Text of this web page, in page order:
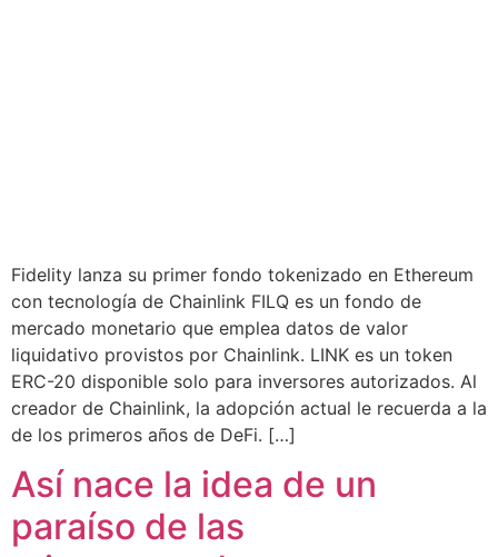
Fidelity lanza su primer fondo tokenizado en Ethereum
con tecnología de Chainlink FILQ es un fondo de
mercado monetario que emplea datos de valor
liquidativo provistos por Chainlink. LINK es un token
ERC-20 disponible solo para inversores autorizados. Al
creador de Chainlink, la adopción actual le recuerda a la
de los primeros años de DeFi. […]
Así nace la idea de un
paraíso de las